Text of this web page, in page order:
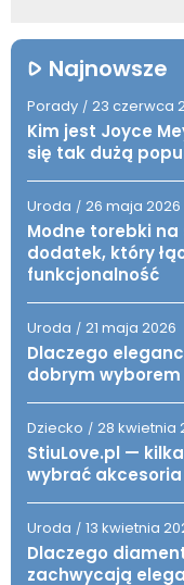
Najnowsze
Porady / 23 czerwca
Kim jest Joyce
się tak dużą
Uroda / 26 maja 2026
Modne torebki
dodatek, który
funkcjonalność
Uroda / 21 maja 2026
Dlaczego
dobrym
Dziecko / 28 kwietnia
StiuLove.pl —
wybrać
Uroda / 13 kwietnia
Dlaczego
zachwycają